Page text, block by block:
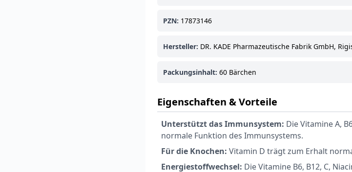
PZN: 17873146
Hersteller: DR. KADE Pharmazeutische Fabrik GmbH,
Packungsinhalt: 60 Bärchen
Eigenschaften & Vorteile
Unterstützt das Immunsystem: Die Vitamine A,
normale Funktion des Immunsystems.
Für die Knochen: Vitamin D trägt zum Erhalt
Energiestoffwechsel: Die Vitamine B6, B12, C,